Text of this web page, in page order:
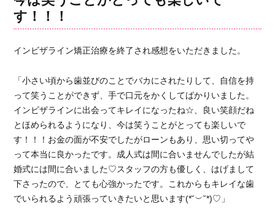
ー
ら
正
歯
科
キ
レ
イ
な
歯
痛
み
も
な
す！！！
インビザライン矯正治療を終了され感想をいただきました。
「小さい頃から歯並びのことでバカにされたりして、自信を持
って笑うことができず、手で口元をかくしてばかりいました。
インビザラインに出会ってキレイになったね☆、良い笑顔だね
とほめられるようになり、今は笑うことがとっても楽しいで
す！！！お金の面が不安でしたがローンもあり、思い切ってや
って本当に良かったです。成人式は間に合いませんでしたが結
婚式には間に合いました♡スタッフの方も優しく、はげまして
下さったので、とても心強かったです。これからもキレイな歯
でいられるよう頑張っていきたいと思います(*˘︶˘*)♡」